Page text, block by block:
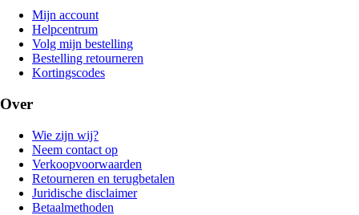
Mijn account
Helpcentrum
Volg mijn bestelling
Bestelling retourneren
Kortingscodes
Over
Wie zijn wij?
Neem contact op
Verkoopvoorwaarden
Retourneren en terugbetalen
Juridische disclaimer
Betaalmethoden